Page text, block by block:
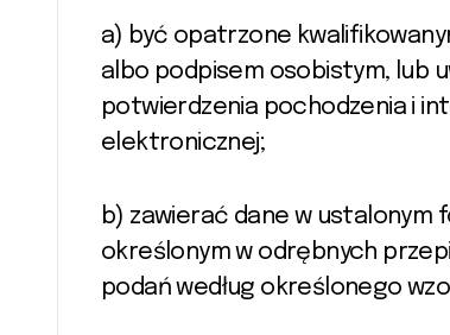
a) być opatrzone
albo podpisem osobistym, lub
potwierdzenia pochodzenia i
elektronicznej;
b) zawierać dane w ustalonym
określonym w odrębnych
podań według określonego